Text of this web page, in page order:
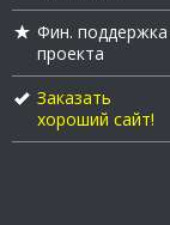
Фин. поддержка
проекта
Заказать
хороший сайт!